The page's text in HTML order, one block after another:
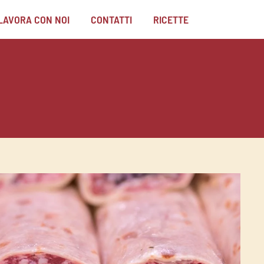
CON NOI CONTATTI RICETTE